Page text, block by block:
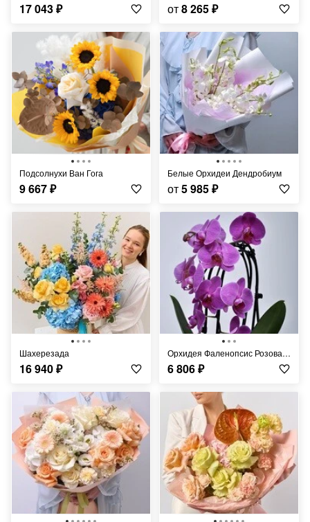
17 043₽ от8 265₽
Подсолнухи Ван Гога
9 667₽
Белые Орхидеи Дендробиум
от5 985₽
Шахерезада
16 940₽
Орхидея Фаленопсис Розовая в кашпо
6 806₽